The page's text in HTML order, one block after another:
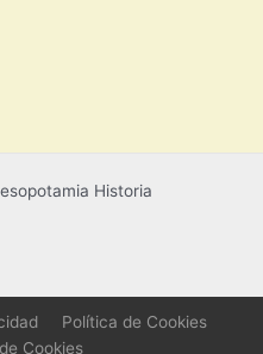
Historia
Política de Cookies
Cookies